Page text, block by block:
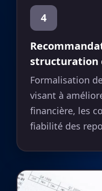
4
structuration
Formalisation
visant à
financière, les
fiabilité des